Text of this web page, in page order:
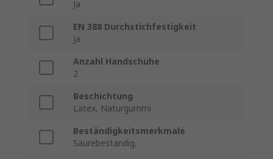
Ja
EN 388 Durchstichfestigkeit
Ja
Anzahl Handschuhe
2
Beschichtung
Latex, Naturgummi
Beständigkeitsmerkmale
Säurebeständig,